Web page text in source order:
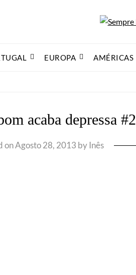
EUROPA AMÉRICAS
acaba depressa #2
onAgosto 28, 2013 byInês